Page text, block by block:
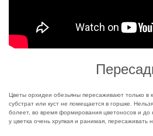
Цветы орхидеи обезьяны пересаживают только в
субстрат или куст не помещается в горшке.
болеет, во время формирования цветоносов и до
у цветка очень хрупкая и ранимая, пересаживать